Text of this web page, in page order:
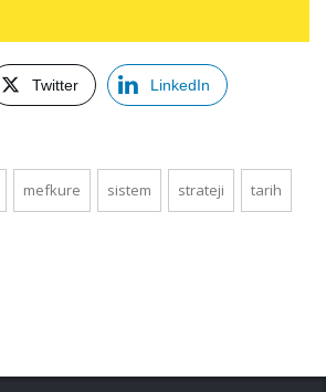
Twitter LinkedIn
mefkure sistem strateji tarih